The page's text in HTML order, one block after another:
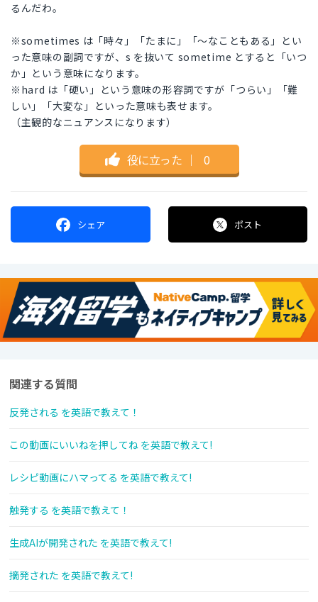
るんだわ。
※sometimes は「時々」「たまに」「〜なこともある」とい
った意味の副詞ですが、s を抜いて sometime とすると「いつ
か」という意味になります。
※hard は「硬い」という意味の形容詞ですが「つらい」「難
しい」「大変な」といった意味も表せます。
（主観的なニュアンスになります）
役に立った ｜ 0
シェア ポスト
関連する質問
反発される を英語で教えて！
この動画にいいねを押してね を英語で教えて!
レシピ動画にハマってる を英語で教えて!
触発する を英語で教えて！
生成AIが開発された を英語で教えて!
摘発された を英語で教えて!